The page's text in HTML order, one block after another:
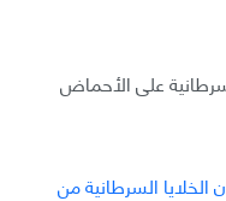
على الأحماض